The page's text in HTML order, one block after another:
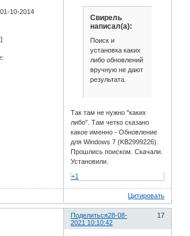
10-2014
Свирель
написал(а):
Поиск и
установка каких
либо обновлений
вручную не дают
результата.
Так там не нужно "каких
либо". Там четко сказано
какое именно - Обновление
для Windows 7 (KB2999226).
Прошлись поиском. Скачали.
Установили.
+1
Цитировать
Поделиться 17
28-08-
2021 10:10:42